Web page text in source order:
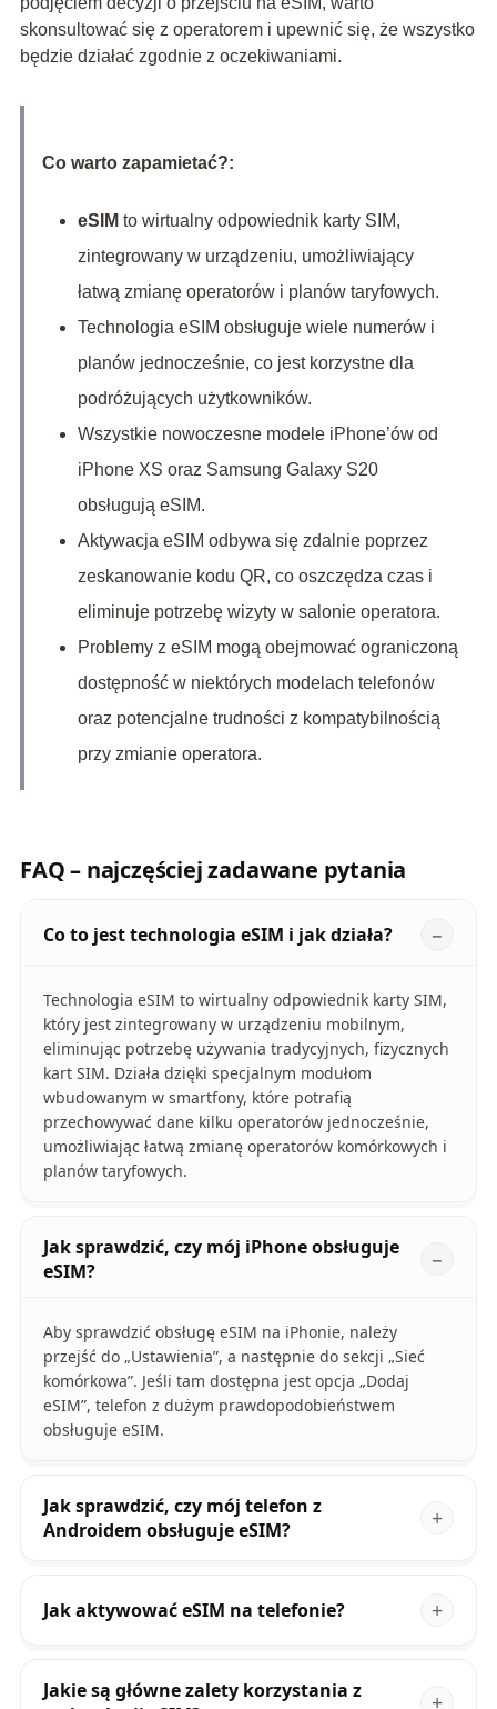
skonsultować się z operatorem i upewnić się, że wszystko
będzie działać zgodnie z oczekiwaniami.
Co warto zapamietać?:
eSIM to wirtualny odpowiednik karty SIM,
zintegrowany w urządzeniu, umożliwiający
łatwą zmianę operatorów i planów taryfowych.
Technologia eSIM obsługuje wiele numerów i
planów jednocześnie, co jest korzystne dla
podróżujących użytkowników.
Wszystkie nowoczesne modele iPhone’ów od
iPhone XS oraz Samsung Galaxy S20
obsługują eSIM.
Aktywacja eSIM odbywa się zdalnie poprzez
zeskanowanie kodu QR, co oszczędza czas i
eliminuje potrzebę wizyty w salonie operatora.
Problemy z eSIM mogą obejmować ograniczoną
dostępność w niektórych modelach telefonów
oraz potencjalne trudności z kompatybilnością
przy zmianie operatora.
FAQ – najczęściej zadawane pytania
Co to jest technologia eSIM i jak działa?
Technologia eSIM to wirtualny odpowiednik karty SIM,
który jest zintegrowany w urządzeniu mobilnym,
eliminując potrzebę używania tradycyjnych, fizycznych
kart SIM. Działa dzięki specjalnym modułom
wbudowanym w smartfony, które potrafią
przechowywać dane kilku operatorów jednocześnie,
umożliwiając łatwą zmianę operatorów komórkowych i
planów taryfowych.
Jak sprawdzić, czy mój iPhone obsługuje
eSIM?
Aby sprawdzić obsługę eSIM na iPhonie, należy
przejść do „Ustawienia”, a następnie do sekcji „Sieć
komórkowa”. Jeśli tam dostępna jest opcja „Dodaj
eSIM”, telefon z dużym prawdopodobieństwem
obsługuje eSIM.
Jak sprawdzić, czy mój telefon z
Androidem obsługuje eSIM?
Jak aktywować eSIM na telefonie?
Jakie są główne zalety korzystania z